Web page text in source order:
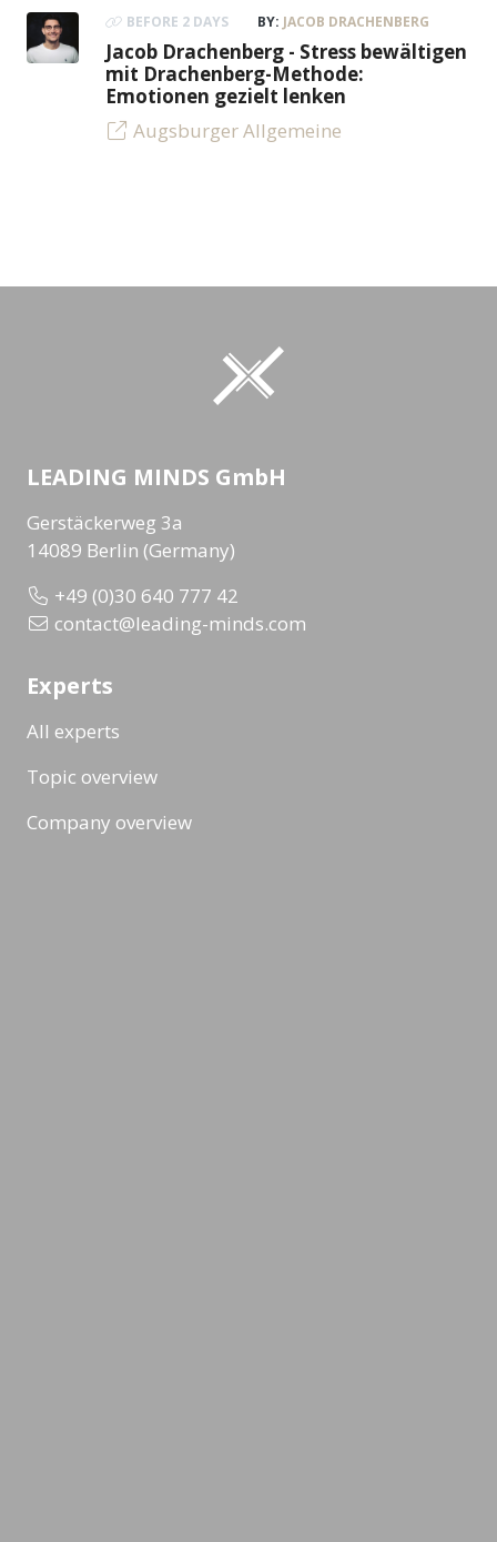
BEFORE 2 DAYS BY: JACOB DRACHENBERG
Jacob Drachenberg - Stress bewältigen
mit Drachenberg-Methode:
Emotionen gezielt lenken
Augsburger Allgemeine
LEADING MINDS GmbH
Gerstäckerweg 3a
14089 Berlin (Germany)
+49 (0)30 640 777 42
contact@leading-minds.com
Experts
All experts
Topic overview
Company overview